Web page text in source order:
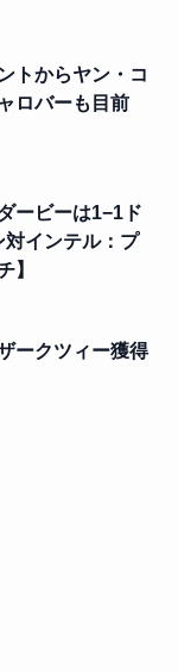
トからヤン・コ
ロバーも目前
ービーは1−1ド
対インテル：プ
】
ークツィー獲得